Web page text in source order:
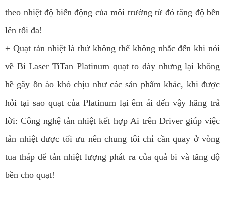
theo nhiệt độ biến động của môi trường từ đó tăng độ bền
lên tối đa!
+ Quạt tản nhiệt là thứ không thể không nhắc đến khi nói
về Bi Laser TiTan Platinum quạt to dày nhưng lại không
hề gây ồn ào khó chịu như các sản phẩm khác, khi được
hỏi tại sao quạt của Platinum lại êm ái đến vậy hãng trả
lời: Công nghệ tản nhiệt kết hợp Ai trên Driver giúp việc
tản nhiệt được tối ưu nên chung tôi chỉ cần quay ở vòng
tua tháp để tản nhiệt lượng phát ra của quả bi và tăng độ
bền cho quạt!